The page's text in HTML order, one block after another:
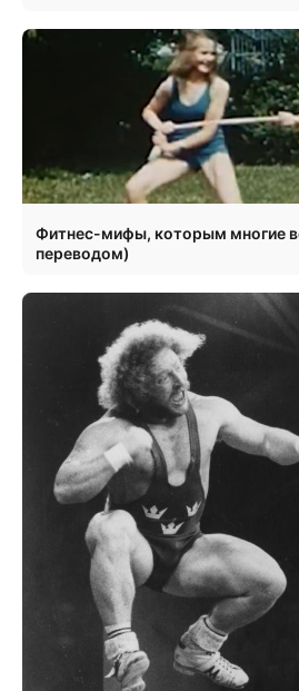
Фитнес-мифы, которым многие
переводом)